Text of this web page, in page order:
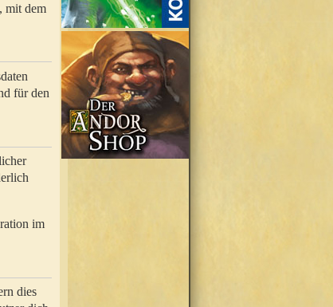
mit dem
für den
im
dies